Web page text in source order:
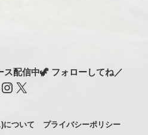
ス配信中🦖 フォローしてね／
Instagram
X
について プライバシーポリシー